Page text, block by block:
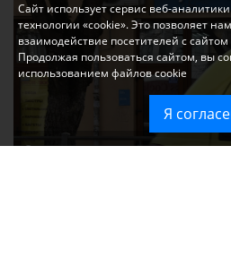
Ozon перестал принимать новые
Сайт использует сервис веб-
технологии «cookie». Это позволяет
взаимодействие посетителей с
Продолжая пользоваться сайтом, вы
использованием файлов cookie
Я